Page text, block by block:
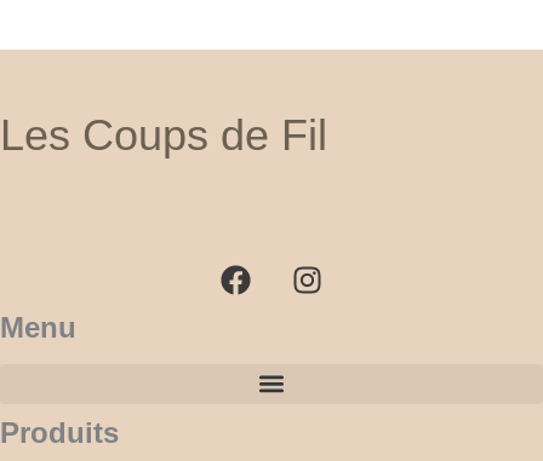
Les Coups de Fil
c
e
s
t
Menu
Produits